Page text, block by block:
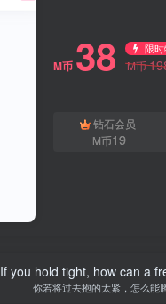
M币 38 限
M币
钻石会员
M币19
If you hold tight, how can a
你若将过去抱的太紧，怎么能